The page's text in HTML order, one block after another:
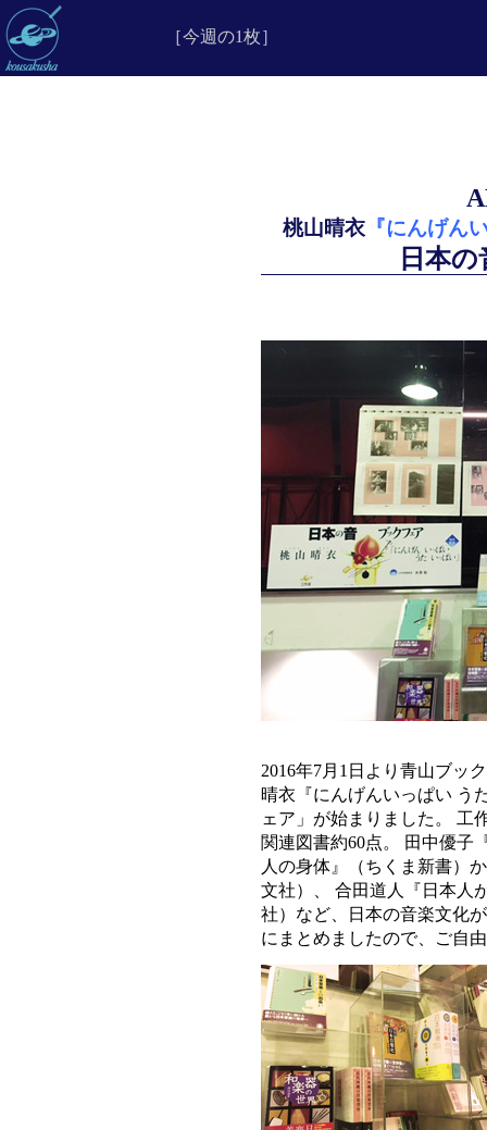
［今週の1枚］
桃山晴衣『にんげん
日本
2016年7月1日より青山ブッ
晴衣『にんげんいっぱい う
ェア」が始まりました。
関連図書約60点。 田中優子
人の身体』（ちくま新書）
文社）、 合田道人『日本人
社）など、日本の音楽文化
にまとめましたので、ご自